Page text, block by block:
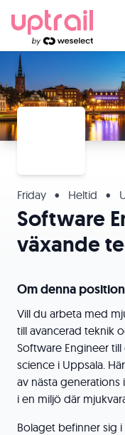
Friday • Heltid •
Software
växande
Om denna position
Vill du arbeta med
till avancerad teknik
Software Engineer
science i Uppsala.
av nästa
i en miljö där
Bolaget befinner sig